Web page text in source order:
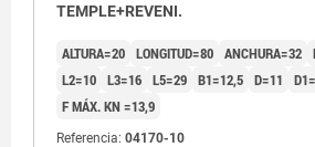
TEMPLE+REVENI.
ALTURA=20 LONGITUD=80 ANCHURA=32
L2=10 L3=16 L5=29 B1=12,5 D=11
F MÁX. KN =13,9
Referencia: 04170-10